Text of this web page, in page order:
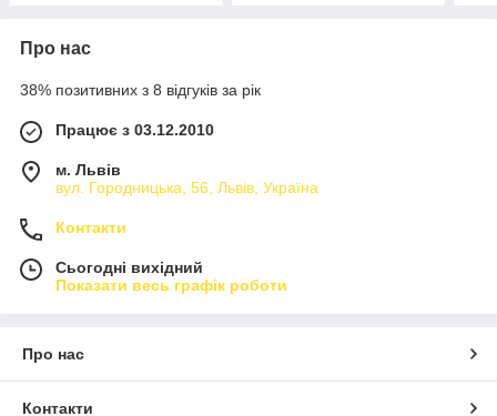
Про нас
38% позитивних з 8 відгуків за рік
Працює з 03.12.2010
м. Львів
вул. Городницька, 56, Львів, Україна
Контакти
Сьогодні вихідний
Показати весь графік роботи
Про нас
Контакти